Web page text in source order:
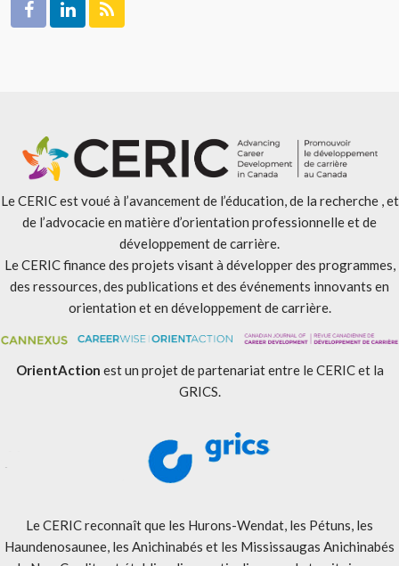
Le CERIC est voué à l’avancement de l’éducation, de la recherche , et
de l’advocacie en matière d’orientation professionnelle et de
développement de carrière.
Le CERIC finance des projets visant à développer des programmes,
des ressources, des publications et des événements innovants en
orientation et en développement de carrière.
OrientAction est un projet de partenariat entre le CERIC et la
GRICS.
Le CERIC reconnaît que les Hurons-Wendat, les Pétuns, les
Haundenosaunee, les Anichinabés et les Mississaugas Anichinabés